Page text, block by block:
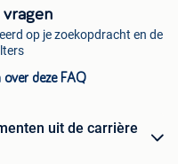
op je zoekopdracht en de
deze FAQ
uit de carrière